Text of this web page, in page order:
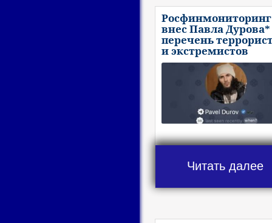
Росфинмониторинг
внес Павла
перечень
и экстремистов
Читать далее